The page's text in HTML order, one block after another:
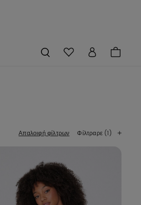
Απαλοιφή φίλτρων Φίλτραρε (1)